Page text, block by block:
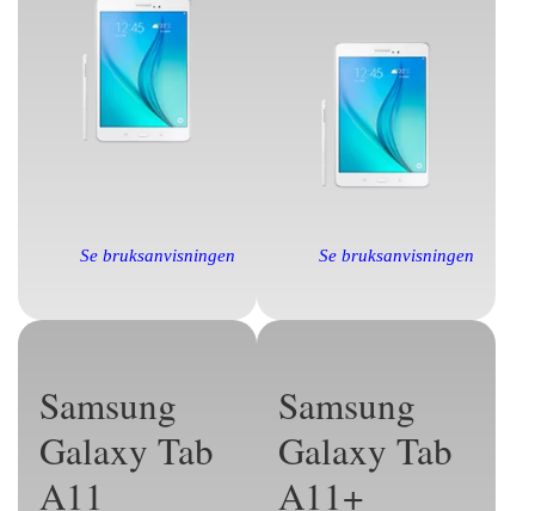
Se bruksanvisningen Se bruksanvisningen
Samsung
Galaxy Tab
A11
Samsung
Galaxy Tab
A11+